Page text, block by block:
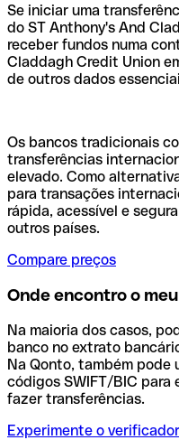
Se iniciar uma
do ST Anthony's And
receber fundos numa
Claddagh Credit Union
de outros dados
Os bancos tradicionais
transferências
elevado. Como
para transações
rápida, acessível e
outros países.
Compare preços
Onde encontro o
Na maioria dos casos,
banco no extrato
Na Qonto, também pode
códigos SWIFT/BIC
fazer transferências.
Experimente o